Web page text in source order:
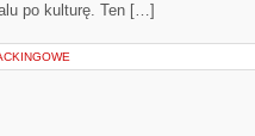
po kulturę. Ten […]